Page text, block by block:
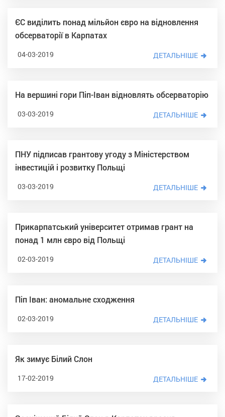
ЄС виділить понад мільйон євро на відновлення
обсерваторії в Карпатах
04-03-2019 ДЕТАЛЬНІШЕ
На вершині гори Піп-Іван відновлять обсерваторію
03-03-2019 ДЕТАЛЬНІШЕ
ПНУ підписав грантову угоду з Міністерством
інвестицій і розвитку Польщі
03-03-2019 ДЕТАЛЬНІШЕ
Прикарпатський університет отримав грант на
понад 1 млн євро від Польщі
02-03-2019 ДЕТАЛЬНІШЕ
Піп Іван: аномальне сходження
02-03-2019 ДЕТАЛЬНІШЕ
Як зимує Білий Слон
17-02-2019 ДЕТАЛЬНІШЕ